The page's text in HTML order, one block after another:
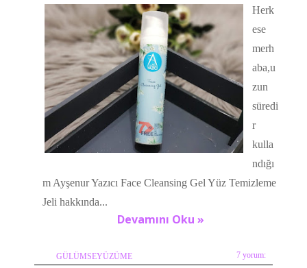
Herk
ese
merh
aba,u
zun
süredi
r
kulla
ndığı
m Ayşenur Yazıcı Face Cleansing Gel Yüz Temizleme
Jeli hakkında...
Devamını Oku »
GÜLÜMSEYÜZÜME 7 yorum: